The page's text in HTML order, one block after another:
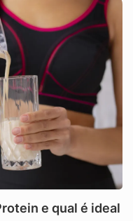
e qual é ideal